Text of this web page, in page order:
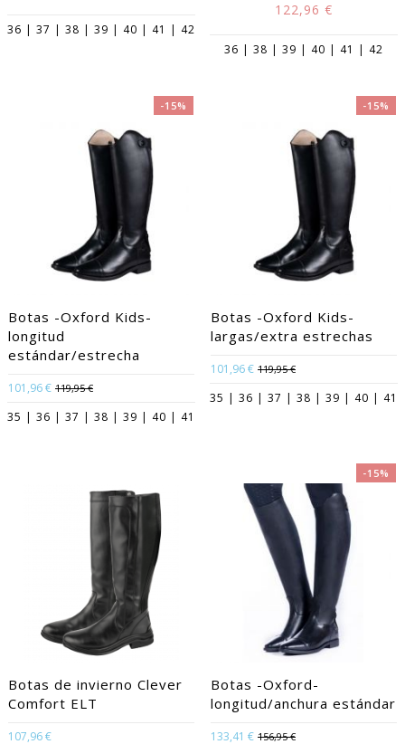
36 | 37 | 38 | 39 | 40 | 41 | 42
122,96 €
36 | 38 | 39 | 40 | 41 | 42
-15%
Botas -Oxford Kids-
longitud
estándar/estrecha
101,96 € 119,95 €
35 | 36 | 37 | 38 | 39 | 40 | 41
-15%
Botas -Oxford Kids-
largas/extra estrechas
101,96 € 119,95 €
35 | 36 | 37 | 38 | 39 | 40 | 41
Botas de invierno Clever
Comfort ELT
107,96 €
-15%
Botas -Oxford-
longitud/anchura estándar
133,41 € 156,95 €